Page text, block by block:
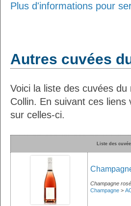
Plus d'informations pour
Autres cuvées
Voici la liste des cuvées
Collin. En suivant ces
sur celles-ci.
Liste des
Champagne rosé
Champagne >